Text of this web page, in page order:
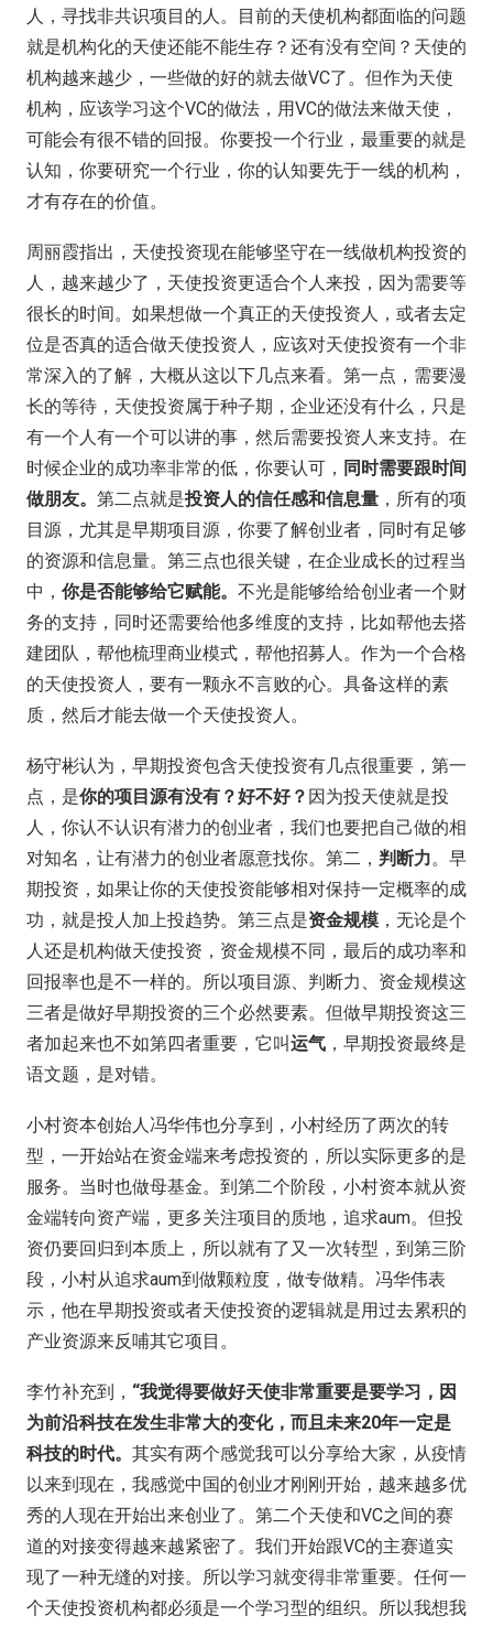
人，寻找非共识项目的人。目前的天使机构都面临的问题
就是机构化的天使还能不能生存？还有没有空间？天使的
机构越来越少，一些做的好的就去做VC了。但作为天使
机构，应该学习这个VC的做法，用VC的做法来做天使，
可能会有很不错的回报。你要投一个行业，最重要的就是
认知，你要研究一个行业，你的认知要先于一线的机构，
才有存在的价值。
周丽霞指出，天使投资现在能够坚守在一线做机构投资的
人，越来越少了，天使投资更适合个人来投，因为需要等
很长的时间。如果想做一个真正的天使投资人，或者去定
位是否真的适合做天使投资人，应该对天使投资有一个非
常深入的了解，大概从这以下几点来看。第一点，需要漫
长的等待，天使投资属于种子期，企业还没有什么，只是
有一个人有一个可以讲的事，然后需要投资人来支持。在
时候企业的成功率非常的低，你要认可， 同时需要跟时间
做朋友。 第二点就是投资人的信任感和信息量 ，所有的项
目源，尤其是早期项目源，你要了解创业者，同时有足够
的资源和信息量。第三点也很关键，在企业成长的过程当
中， 你是否能够给它赋能。 不光是能够给给创业者一个财
务的支持，同时还需要给他多维度的支持，比如帮他去搭
建团队，帮他梳理商业模式，帮他招募人。作为一个合格
的天使投资人，要有一颗永不言败的心。具备这样的素
质，然后才能去做一个天使投资人。
杨守彬认为，早期投资包含天使投资有几点很重要，第一
点，是你的项目源有没有？好不好？ 因为投天使就是投
人，你认不认识有潜力的创业者，我们也要把自己做的相
对知名，让有潜力的创业者愿意找你。第二， 判断力。早
期投资，如果让你的天使投资能够相对保持一定概率的成
功，就是投人加上投趋势。第三点是资金规模 ，无论是个
人还是机构做天使投资，资金规模不同，最后的成功率和
回报率也是不一样的。所以项目源、判断力、资金规模这
三者是做好早期投资的三个必然要素。但做早期投资这三
者加起来也不如第四者重要，它叫运气 ，早期投资最终是
语文题，是对错。
小村资本创始人冯华伟也分享到，小村经历了两次的转
型，一开始站在资金端来考虑投资的，所以实际更多的是
服务。当时也做母基金。到第二个阶段，小村资本就从资
金端转向资产端，更多关注项目的质地，追求aum。但投
资仍要回归到本质上，所以就有了又一次转型，到第三阶
段，小村从追求aum到做颗粒度，做专做精。冯华伟表
示，他在早期投资或者天使投资的逻辑就是用过去累积的
产业资源来反哺其它项目。
李竹补充到， “我觉得要做好天使非常重要是要学习，因
为前沿科技在发生非常大的变化，而且未来20年一定是
科技的时代。 其实有两个感觉我可以分享给大家，从疫情
以来到现在，我感觉中国的创业才刚刚开始，越来越多优
秀的人现在开始出来创业了。第二个天使和VC之间的赛
道的对接变得越来越紧密了。我们开始跟VC的主赛道实
现了一种无缝的对接。所以学习就变得非常重要。任何一
个天使投资机构都必须是一个学习型的组织。所以我想我